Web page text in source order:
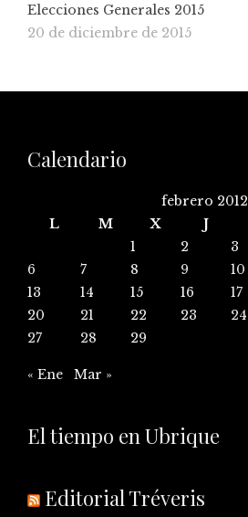
Elecciones Generales 2015
20 de diciembre de 2015
Calendario
febrero 2012
L
M X J
1
2 3
6
7 8 9 10
13
14 15 16 17
20
21 22 23 24
27
28 29
« Ene Mar »
El tiempo en Ubrique
Editorial Tréveris